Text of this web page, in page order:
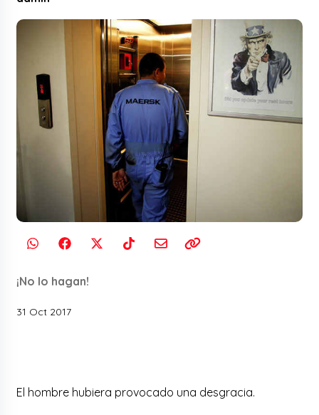
¡No lo hagan!
31 Oct 2017
El hombre hubiera provocado una desgracia.